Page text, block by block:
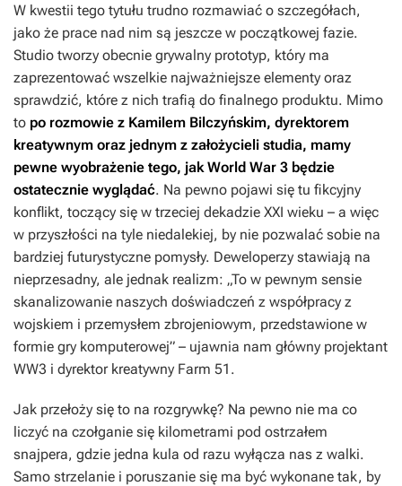
W kwestii tego tytułu trudno rozmawiać o szczegółach,
jako że prace nad nim są jeszcze w początkowej fazie.
Studio tworzy obecnie grywalny prototyp, który ma
zaprezentować wszelkie najważniejsze elementy oraz
sprawdzić, które z nich trafią do finalnego produktu. Mimo
to po rozmowie z Kamilem Bilczyńskim, dyrektorem
kreatywnym oraz jednym z założycieli studia, mamy
pewne wyobrażenie tego, jak World War 3 będzie
ostatecznie wyglądać. Na pewno pojawi się tu fikcyjny
konflikt, toczący się w trzeciej dekadzie XXI wieku – a więc
w przyszłości na tyle niedalekiej, by nie pozwalać sobie na
bardziej futurystyczne pomysły. Deweloperzy stawiają na
nieprzesadny, ale jednak realizm: „To w pewnym sensie
skanalizowanie naszych doświadczeń z współpracy z
wojskiem i przemysłem zbrojeniowym, przedstawione w
formie gry komputerowej” – ujawnia nam główny projektant
WW3 i dyrektor kreatywny Farm 51.
Jak przełoży się to na rozgrywkę? Na pewno nie ma co
liczyć na czołganie się kilometrami pod ostrzałem
snajpera, gdzie jedna kula od razu wyłącza nas z walki.
Samo strzelanie i poruszanie się ma być wykonane tak, by